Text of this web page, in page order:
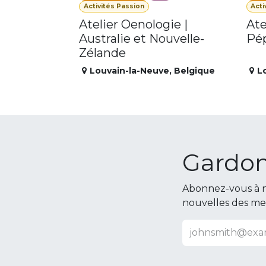
Activités Passion
Atelier Oenologie |
Australie et Nouvelle-
Zélande
Louvain-la-Neuve, Belgique
Abonnez-vous à
nouvelles des